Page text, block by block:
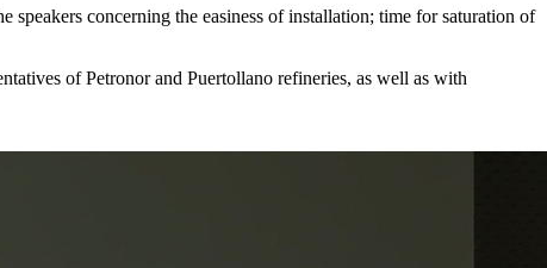
speakers concerning the easiness of installation; time for saturation of
of Petronor and Puertollano refineries, as well as with